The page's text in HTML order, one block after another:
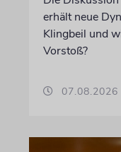
erhält neue
Klingbeil und
Vorstoß?
07.08.2026